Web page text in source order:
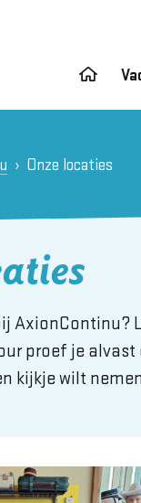
Onze locaties
AxionContinu?
proef je
kijkje wilt